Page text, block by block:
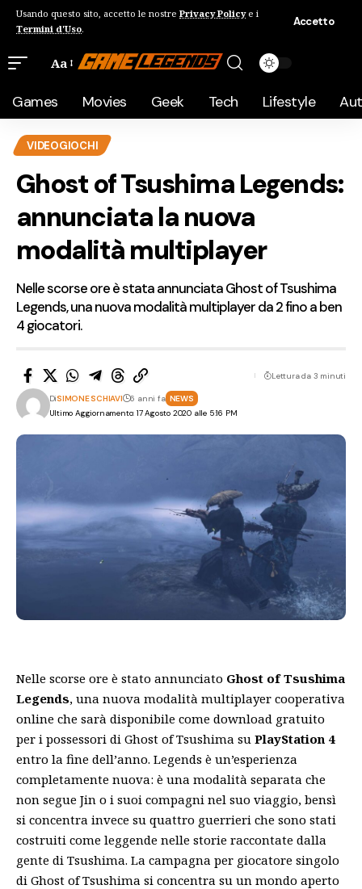
Usando questo sito, accetto le nostre Privacy Policye i
Termini d'Uso.
Accetto
Aa
Games Movies Geek Tech Lifestyle
VIDEOGIOCHI
Ghost of Tsushima Legends:
annunciata la nuova
modalità multiplayer
Nelle scorse ore è stata annunciata Ghost of Tsushima
Legends, una nuova modalità multiplayer da 2 fino a ben
4 giocatori.
Ultimo Aggiornamento: 17 Agosto 2020 alle 5:16 PM
DiSIMONE SCHIAVI 6 anni fa NEWS
Lettura da 3 minuti
Nelle scorse ore è stato annunciato Ghost of Tsushima
Legends, una nuova modalità multiplayer cooperativa
online che sarà disponibile come download gratuito
per i possessori di Ghost of Tsushima su PlayStation 4
entro la fine dell’anno. Legends è un’esperienza
completamente nuova: è una modalità separata che
non segue Jin o i suoi compagni nel suo viaggio, bensì
si concentra invece su quattro guerrieri che sono stati
costruiti come leggende nelle storie raccontate dalla
gente di Tsushima. La campagna per giocatore singolo
di Ghost of Tsushima si concentra su un mondo aperto